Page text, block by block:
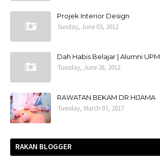
Projek Interior Design
Sunday, June 03, 2012
Dah Habis Belajar | Alumni UPM
Tuesday, June 26, 2012
RAWATAN BEKAM DR HIJAMA
Tuesday, March 07, 2017
RAKAN BLOGGER